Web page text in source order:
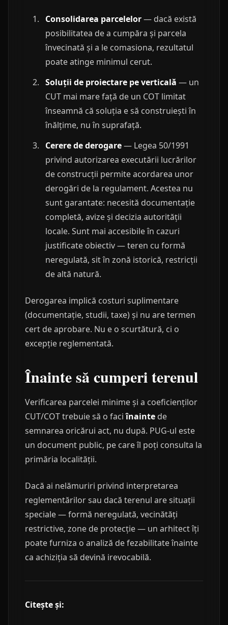
Consolidarea parcelelor— dacă există
posibilitatea de a cumpăra și parcela
învecinată și a le comasiona, rezultatul
poate atinge minimul cerut.
Soluții de proiectare pe verticală — un
CUT mai mare față de un COT limitat
înseamnă că soluția e să construiești în
înălțime, nu în suprafață.
Cerere de derogare— Legea 50/1991
privind autorizarea executării lucrărilor
de construcții permite acordarea unor
derogări de la regulament. Acestea nu
sunt garantate: necesită documentație
completă, avize și decizia autorității
locale. Sunt mai accesibile în cazuri
justificate obiectiv — teren cu formă
neregulată, sit în zonă istorică, restricții
de altă natură.
Derogarea implică costuri suplimentare
(documentație, studii, taxe) și nu are termen
cert de aprobare. Nu e o scurtătură, ci o
excepție reglementată.
Înainte să cumperi terenul
Verificarea parcelei minime și a coeficienților
CUT/COT trebuie să o faciînainte de
semnarea oricărui act, nu după. PUG-ul este
un document public, pe care îl poți consulta la
primăria localității.
Dacă ai nelămuriri privind interpretarea
reglementărilor sau dacă terenul are situații
speciale — formă neregulată, vecinătăți
restrictive, zone de protecție — un arhitect îți
poate furniza o analiză de fezabilitate înainte
ca achiziția să devină irevocabilă.
Citește și: